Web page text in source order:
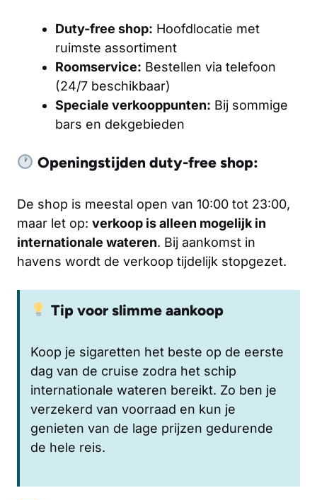
Duty-free shop: Hoofdlocatie met
ruimste assortiment
Roomservice: Bestellen via telefoon
(24/7 beschikbaar)
Speciale verkooppunten: Bij sommige
bars en dekgebieden
Openingstijden duty-free shop:
De shop is meestal open van 10:00 tot 23:00,
maar let op: verkoop is alleen mogelijk in
internationale wateren. Bij aankomst in
havens wordt de verkoop tijdelijk stopgezet.
Tip voor slimme aankoop
Koop je sigaretten het beste op de eerste
dag van de cruise zodra het schip
internationale wateren bereikt. Zo ben je
verzekerd van voorraad en kun je
genieten van de lage prijzen gedurende
de hele reis.